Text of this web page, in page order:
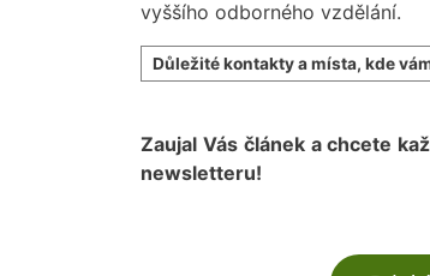
vyššího odborného vzdělání.
Důležité kontakty a místa, kde
Zaujal Vás článek a chcete
newsletteru!